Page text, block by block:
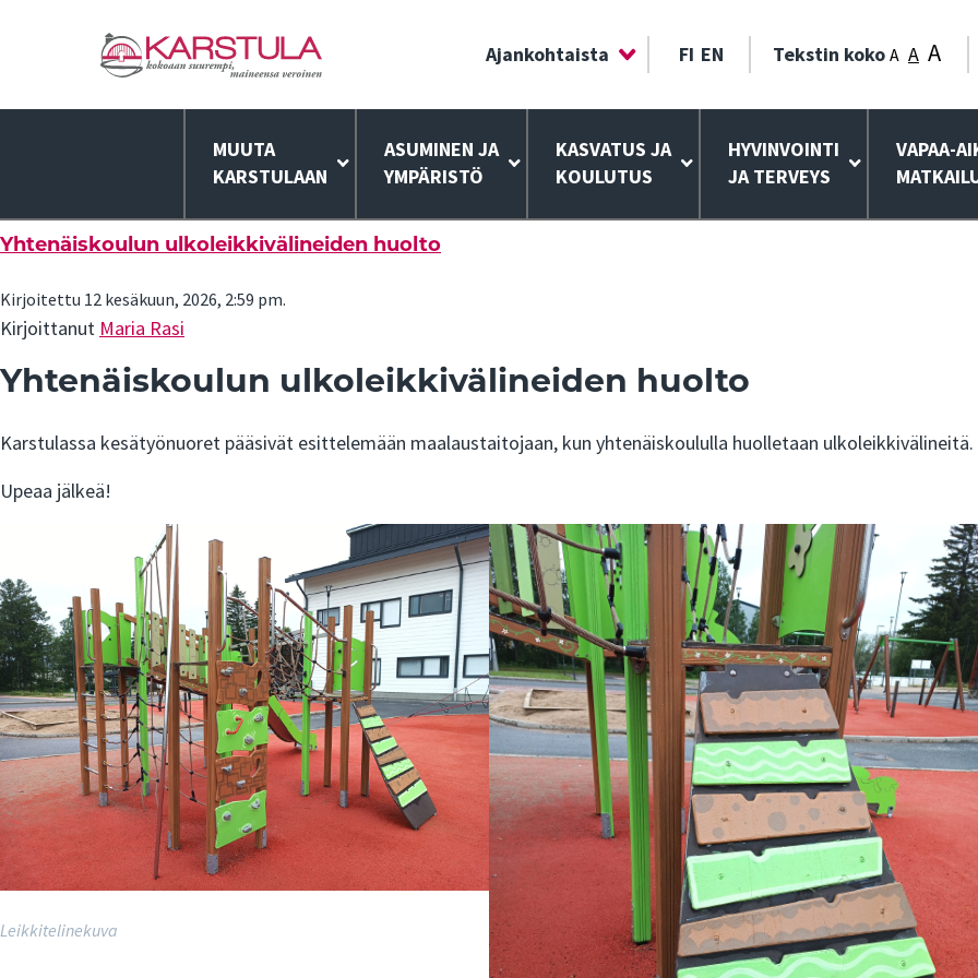
Ajankohtaista FI EN Tekstin kokoA A A
MUUTA
KARSTULAAN
ASUMINEN JA
YMPÄRISTÖ
KASVATUS JA
KOULUTUS
HYVINVOINTI
JA TERVEYS
VAPAA-
Yhtenäiskoulun ulkoleikkivälineiden huolto
Kirjoitettu 12 kesäkuun, 2026, 2:59 pm.
Kirjoittanut Maria Rasi
Yhtenäiskoulun ulkoleikkivälineiden huolto
Karstulassa kesätyönuoret pääsivät esittelemään maalaustaitojaan, kun yhtenäiskoululla huolletaan ulkoleikkivälineitä.
Upeaa jälkeä!
Leikkitelinekuva